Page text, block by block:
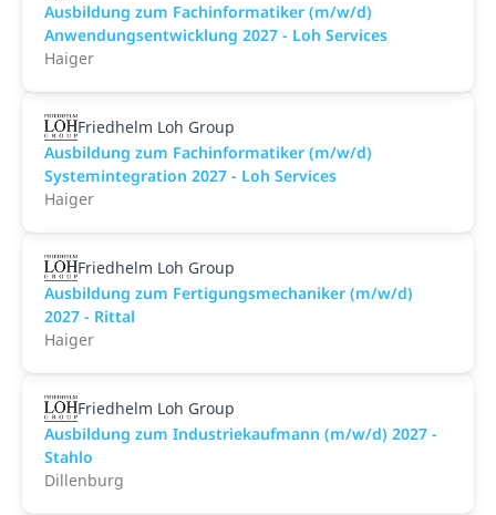
Ausbildung zum Fachinformatiker (m/w/d)
Anwendungsentwicklung 2027 - Loh Services
Haiger
Friedhelm Loh Group
Ausbildung zum Fachinformatiker (m/w/d)
Systemintegration 2027 - Loh Services
Haiger
Friedhelm Loh Group
Ausbildung zum Fertigungsmechaniker (m/w/d)
2027 - Rittal
Haiger
Friedhelm Loh Group
Ausbildung zum Industriekaufmann (m/w/d) 2027 -
Stahlo
Dillenburg